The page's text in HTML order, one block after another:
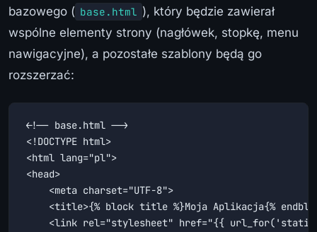
bazowego ( base.html ), który będzie zawierał
wspólne elementy strony (nagłówek, stopkę, menu
nawigacyjne), a pozostałe szablony będą go
rozszerzać:
<!-- base.html -->
<!DOCTYPE html>
<html lang="pl">
<head>
    <meta charset="UTF-8">
<title>{% block title %}Moja Aplikacja{%
<link rel="stylesheet" href="{{